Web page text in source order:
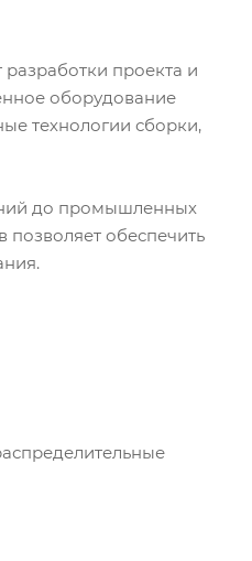
проекта и
оборудование
технологии сборки,
до промышленных
обеспечить